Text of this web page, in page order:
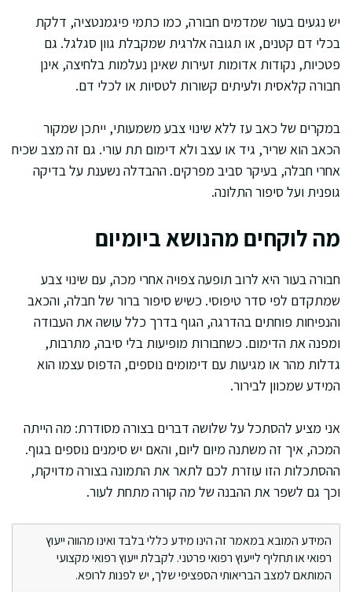
יש נגעים בעור שמדמים חבורה, כמו כתמי פיגמנטציה, דלקת
בכלי דם קטנים, או תגובה אלרגית שמקבלת גוון סגלגל. גם
פטכיות, נקודות אדומות זעירות שאינן נעלמות בלחיצה, אינן
חבורה קלאסית ולעיתים קשורות לטסיות או לכלי דם.
במקרים של כאב עז ללא שינוי צבע משמעותי, ייתכן שמקור
הכאב הוא שריר, גיד או עצב ולא דימום תת עורי. גם זה מצב שכיח
אחרי חבלה, בעיקר סביב מפרקים. ההבדלה נשענת על בדיקה
גופנית ועל סיפור התלונה.
מה לוקחים מהנושא ביומיום
חבורה בעור היא לרוב תופעה צפויה אחרי מכה, עם שינוי צבע
שמתקדם לפי סדר טיפוסי. כשיש סיפור ברור של חבלה, והכאב
והנפיחות פוחתים בהדרגה, הגוף בדרך כלל עושה את העבודה
ומפנה את הדימום. כשחבורות מופיעות בלי סיבה, מתרבות,
גדלות מהר או מגיעות עם דימומים נוספים, הדפוס עצמו הוא
המידע שמכוון לבירור.
אני מציע להסתכל על שלושה דברים בצורה מסודרת: מה הייתה
המכה, איך זה משתנה מיום ליום, והאם יש סימנים נוספים בגוף.
ההסתכלות הזו עוזרת לכם לתאר את התמונה בצורה מדויקת,
וכך גם לשפר את ההבנה של מה קורה מתחת לעור.
המידע המובא במאמר זה הינו מידע כללי בלבד ואינו מהווה ייעוץ
רפואי או תחליף לייעוץ רפואי פרטני. לקבלת ייעוץ רפואי מקצועי
המותאם למצב הבריאותי הספציפי שלך, יש לפנות לרופא.